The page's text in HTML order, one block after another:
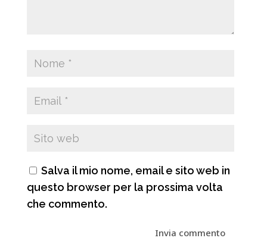
Salva il mio nome, email e sito web in
questo browser per la prossima volta
che commento.